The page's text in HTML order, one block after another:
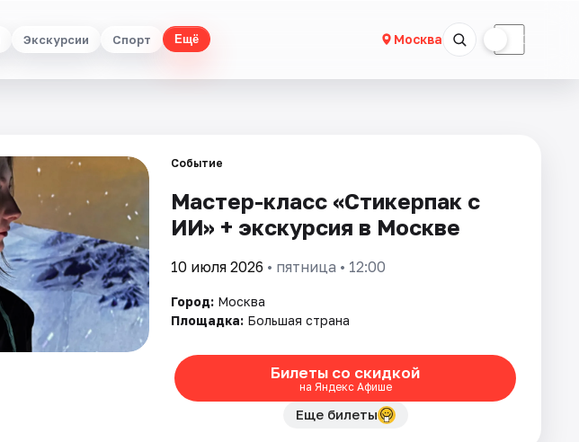
Экскурсии Спорт Ещё Москва ☾
Событие
Мастер-класс «Стикерпак с
ИИ» + экскурсия в Москве
10 июля 2026 • пятница • 12:00
Город: Москва
Площадка: Большая страна
Билеты со скидкой
на Яндекс Афише
Еще билеты